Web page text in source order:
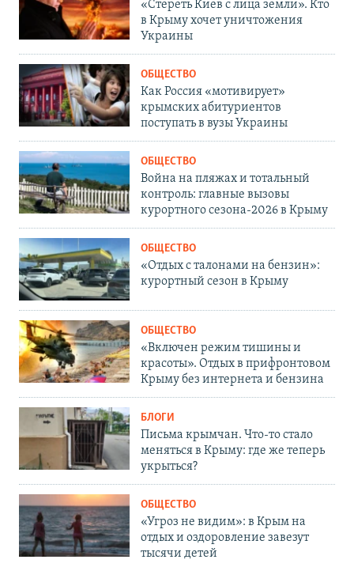
«Стереть Киев с лица земли». Кто
в Крыму хочет уничтожения
Украины
ОБЩЕСТВО
Как Россия «мотивирует»
крымских абитуриентов
поступать в вузы Украины
ОБЩЕСТВО
Война на пляжах и тотальный
контроль: главные вызовы
курортного сезона-2026 в Крыму
ОБЩЕСТВО
«Отдых с талонами на бензин»:
курортный сезон в Крыму
ОБЩЕСТВО
«Включен режим тишины и
красоты». Отдых в прифронтовом
Крыму без интернета и бензина
БЛОГИ
Письма крымчан. Что-то стало
меняться в Крыму: где же теперь
укрыться?
ОБЩЕСТВО
«Угроз не видим»: в Крым на
отдых и оздоровление завезут
тысячи детей